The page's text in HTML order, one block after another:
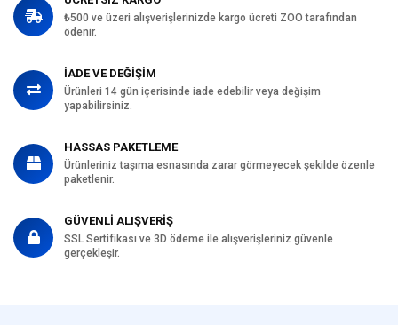
₺500 ve üzeri alışverişlerinizde kargo ücreti ZOO tarafından
ödenir.
İADE VE DEĞİŞİM
Ürünleri 14 gün içerisinde iade edebilir veya değişim
yapabilirsiniz.
HASSAS PAKETLEME
Ürünleriniz taşıma esnasında zarar görmeyecek şekilde özenle
paketlenir.
GÜVENLİ ALIŞVERİŞ
SSL Sertifikası ve 3D ödeme ile alışverişleriniz güvenle
gerçekleşir.